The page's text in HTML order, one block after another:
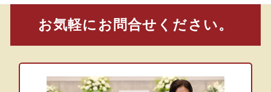
お気軽にお問合せください。